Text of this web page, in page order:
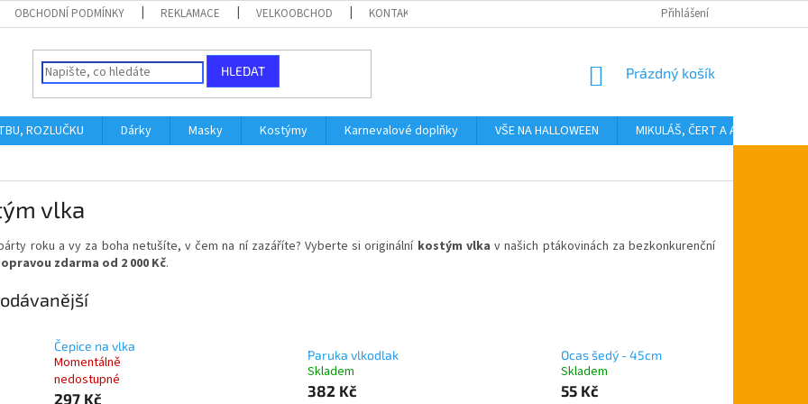
OBCHODNÍ PODMÍNKY REKLAMACE VELKOOBCHOD KONTAKTY Přihlášení
HLEDAT
NÁKUPNÍ
Prázdný košík
ROZLUČKU Dárky Masky Kostýmy Karnevalové doplňky VŠE NA HALLOWEEN MIKULÁŠ, ČERT A ANDĚL
vlka
roku a vy za boha netušíte, v čem na ní zazáříte? Vyberte si originální kostým vlka v našich ptákovinách za bezkonkurenční
zdarma od 2 000 Kč.
Čepice na vlka
Momentálně
nedostupné
297 Kč
Paruka vlkodlak
Skladem
382 Kč
Ocas šedý - 45cm
Skladem
55 Kč